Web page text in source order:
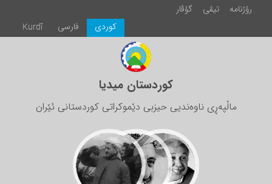
رۆژنامە تیڤی
گۆڤار
Kurdî
فارسی كوردی
کوردستان میدیا
ماڵپەڕی ناوەندیی حیزبی دێموکراتی کوردستانی ئێران